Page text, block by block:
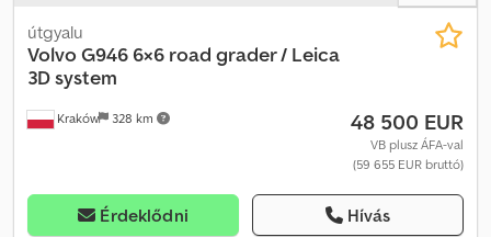
Kraków 328 km
útgyalu
VolvoG946 6×6 road grader / Leica
3D system
48 500 EUR
VB plusz ÁFA-val
(59 655 EUR bruttó)
Érdeklődni Hívás